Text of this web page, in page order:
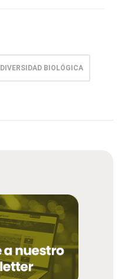
DIVERSIDAD BIOLÓGICA